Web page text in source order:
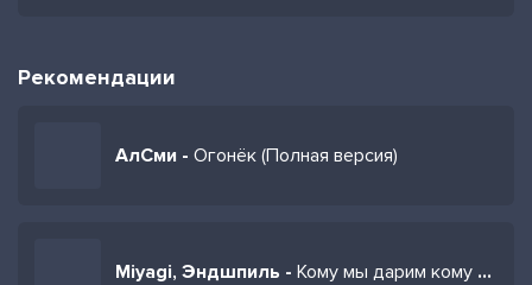
Рекомендации
АлСми - Огонёк (Полная версия)
Miyagi, Эндшпиль - Кому мы дарим кому если не вам